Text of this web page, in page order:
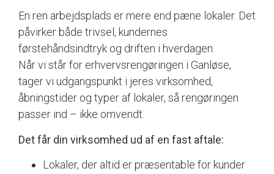
En ren arbejdsplads er mere end pæne lokaler. Det
påvirker både trivsel, kundernes
førstehåndsindtryk og driften i hverdagen.
Når vi står for erhvervsrengøringen i Ganløse,
tager vi udgangspunkt i jeres virksomhed,
åbningstider og typer af lokaler, så rengøringen
passer ind – ikke omvendt.
Det får din virksomhed ud af en fast aftale:
Lokaler, der altid er præsentable for kunder